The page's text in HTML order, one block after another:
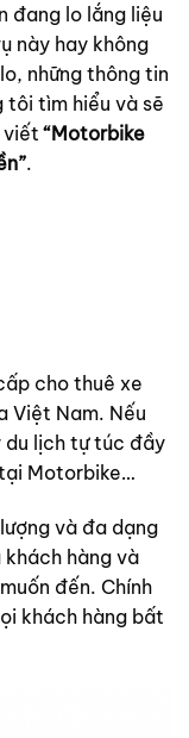
đang lo lắng liệu
này hay không
những thông tin
tôi tìm hiểu và sẽ
viết“Motorbike
.
cho thuê xe
Việt Nam. Nếu
du lịch tự túc đầy
Motorbike…
và đa dạng
khách hàng và
đến. Chính
khách hàng bất